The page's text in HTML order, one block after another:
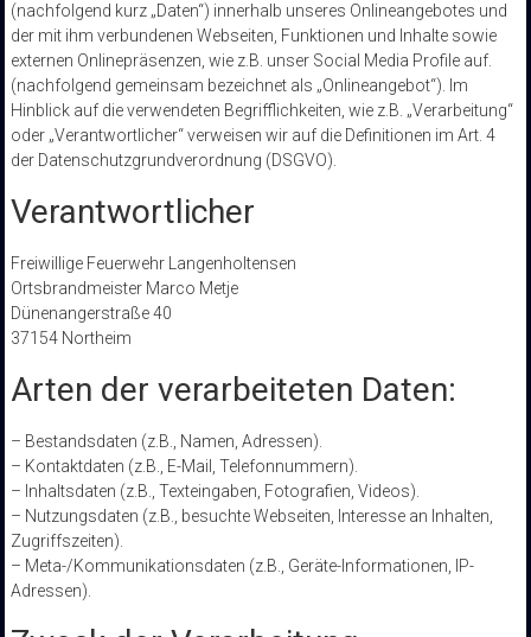
(nachfolgend kurz „Daten“) innerhalb unseres Onlineangebotes und
der mit ihm verbundenen Webseiten, Funktionen und Inhalte sowie
externen Onlinepräsenzen, wie z.B. unser Social Media Profile auf.
(nachfolgend gemeinsam bezeichnet als „Onlineangebot“). Im
Hinblick auf die verwendeten Begrifflichkeiten, wie z.B. „Verarbeitung“
oder „Verantwortlicher“ verweisen wir auf die Definitionen im Art. 4
der Datenschutzgrundverordnung (DSGVO).
Verantwortlicher
Freiwillige Feuerwehr Langenholtensen
Ortsbrandmeister Marco Metje
Dünenangerstraße 40
37154 Northeim
Arten der verarbeiteten Daten:
– Bestandsdaten (z.B., Namen, Adressen).
– Kontaktdaten (z.B., E-Mail, Telefonnummern).
– Inhaltsdaten (z.B., Texteingaben, Fotografien, Videos).
– Nutzungsdaten (z.B., besuchte Webseiten, Interesse an Inhalten,
Zugriffszeiten).
– Meta-/Kommunikationsdaten (z.B., Geräte-Informationen, IP-
Adressen).